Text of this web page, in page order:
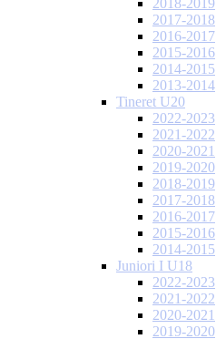
2018-2019
2017-2018
2016-2017
2015-2016
2014-2015
2013-2014
Tineret U20
2022-2023
2021-2022
2020-2021
2019-2020
2018-2019
2017-2018
2016-2017
2015-2016
2014-2015
Juniori I U18
2022-2023
2021-2022
2020-2021
2019-2020